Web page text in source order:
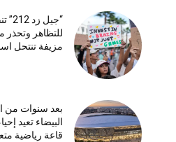
للتظاهر
مزيفة تنتحل
بعد سنوات من
البيضاء تعيد
قاعة رياضية